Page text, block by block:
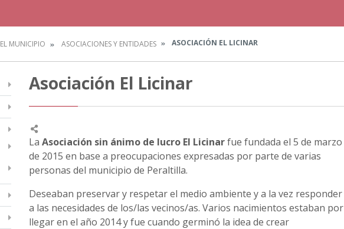
EL MUNICIPIO ASOCIACIONES Y ENTIDADES ASOCIACIÓN EL LICINAR
Asociación El Licinar
La Asociación sin ánimo de lucro El Licinarfue fundada el 5 de marzo
de 2015 en base a preocupaciones expresadas por parte de varias
personas del municipio de Peraltilla.
Deseaban preservar y respetar el medio ambiente y a la vez responder
a las necesidades de los/las vecinos/as. Varios nacimientos estaban por
llegar en el año 2014 y fue cuando germinó la idea de crear